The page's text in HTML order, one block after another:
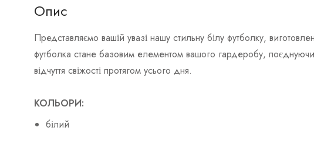
Опис
Представляємо вашій увазі нашу стильну білу футболку,
футболка стане базовим елементом вашого гардеробу, поєднуючи
відчуття свіжості протягом усього дня.
КОЛЬОРИ:
білий